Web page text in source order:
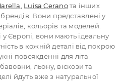
Luisa Ceranoта інших
Вони представлені у
кольорів та моделей.
Європі, вони мають ідеальну
в кожній деталі від покрою
повсякденні для літа
льону, віскози та
йдуть вже з натуральної